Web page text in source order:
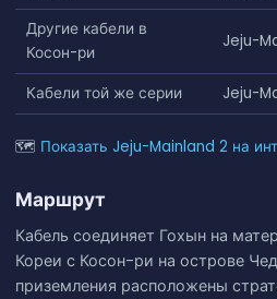
Другие кабели в
Косон-ри
Jeju-
Кабели той же серии Jeju-
🗺 Показать Jeju-Mainland 2 на
Маршрут
Кабель соединяет Гохын на
Кореи с Косон-ри на острове
приземления расположены